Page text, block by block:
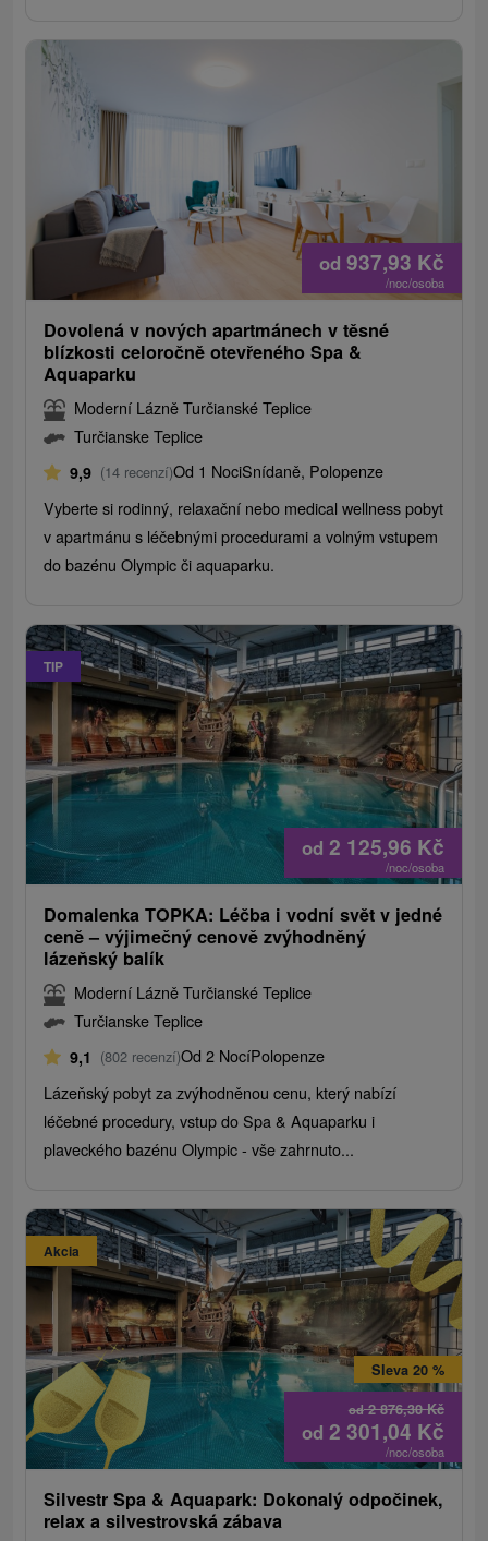
od 937,93 Kč
/noc/osoba
Dovolená v nových apartmánech v těsné
blízkosti celoročně otevřeného Spa &
Aquaparku
Moderní Lázně Turčianské Teplice
Turčianske Teplice
9,9 (14 recenzí)Od 1 NociSnídaně, Polopenze
Vyberte si rodinný, relaxační nebo medical wellness pobyt
v apartmánu s léčebnými procedurami a volným vstupem
do bazénu Olympic či aquaparku.
TIP
od 2 125,96 Kč
/noc/osoba
Domalenka TOPKA: Léčba i vodní svět v jedné
ceně – výjimečný cenově zvýhodněný
lázeňský balík
Moderní Lázně Turčianské Teplice
Turčianske Teplice
9,1 (802 recenzí)Od 2 NocíPolopenze
Lázeňský pobyt za zvýhodněnou cenu, který nabízí
léčebné procedury, vstup do Spa & Aquaparku i
plaveckého bazénu Olympic - vše zahrnuto...
Akcia
od2 876,30Kč
Sleva 20 %
od 2 301,04 Kč
/noc/osoba
Silvestr Spa & Aquapark: Dokonalý odpočinek,
relax a silvestrovská zábava